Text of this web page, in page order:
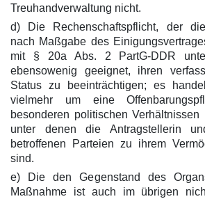
Treuhandverwaltung nicht.
d) Die Rechenschaftspflicht, der
nach Maßgabe des
mit § 20a Abs. 2 PartG-DDR
ebensowenig geeignet, ihren
Status zu beeinträchtigen; es
vielmehr um eine
besonderen politischen Verhältnissen
unter denen die Antragstellerin
betroffenen Parteien zu ihrem
sind.
e) Die den Gegenstand des
Maßnahme ist auch im übrigen